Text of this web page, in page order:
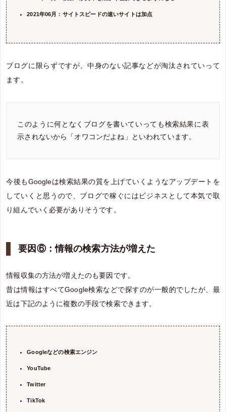
2021年06月：サイトスピードの速いサイトは加点
ブログに限らずですが、中身のない記事などが淘汰されていって
ます。
このように何となくブログを書いていっても検索結果に表
示されないから「オワコンだよね」といわれています。
今後もGoogleは検索結果の質を上げていくようなアップデートを
していくと思うので、ブログで稼ぐにはビジネスとして本気で取
り組んでいく必要がありそうです。
要因⑥：情報の検索方法が増えた
情報収集の方法が増えたのも要因です。
昔は情報はすべてGoogle検索などで探すのが一般的でしたが、最
近は下記のように複数の手段で検索できます。
Googleなどの検索エンジン
YouTube
Twitter
TikTok